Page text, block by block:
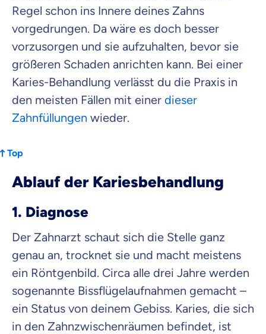
Regel schon ins Innere deines Zahns
vorgedrungen. Da wäre es doch besser
vorzusorgen und sie aufzuhalten, bevor sie
größeren Schaden anrichten kann. Bei einer
Karies-Behandlung verlässt du die Praxis in
den meisten Fällen mit einer dieser
Zahnfüllungen wieder.
Top
Ablauf der Kariesbehandlung
1. Diagnose
Der Zahnarzt schaut sich die Stelle ganz
genau an, trocknet sie und macht meistens
ein Röntgenbild. Circa alle drei Jahre werden
sogenannte Bissflügelaufnahmen gemacht –
ein Status von deinem Gebiss. Karies, die sich
in den Zahnzwischenräumen befindet, ist
Krankenhaus
Versicherung
Mit dem Abschicken meiner Daten erkläre ich meineEinwilligungzur
Kontaktaufnahme durch ottonova.
Weiter zu deinen Informationen